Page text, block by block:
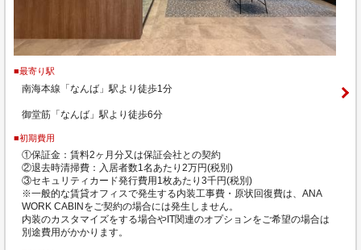
■最寄り駅
南海本線「なんば」駅より徒歩1分
御堂筋「なんば」駅より徒歩6分
■初期費用
①保証金：賃料2ヶ月分又は保証会社との契約
②退去時清掃費：入居者数1名あたり2万円(税別)
③セキュリティカード発行費用1枚あたり3千円(税別)
※一般的な賃貸オフィスで発生する内装工事費・原状回復費は、ANA
WORK CABINをご契約の場合には発生しません。
内装のカスタマイズをする場合やIT関連のオプションをご希望の場合は
別途費用がかかります。